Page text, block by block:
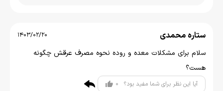
ستاره محمدی 1403/02/20
سلام برای مشکلات معده و روده نحوه مصرف عرقش چگونه
هست؟
آیا این نظر برای شما مفید بود؟ 0